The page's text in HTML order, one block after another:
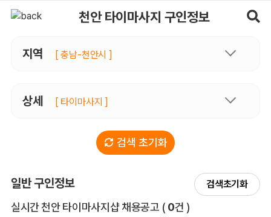
천안 타이마사지 구인정보
지역 [ 충남-천안시 ]
상세 [ 타이마사지 ]
검색 초기화
일반 구인정보 검색초기화
실시간 천안 타이마사지샵 채용공고 전체 목록
( 0건 )